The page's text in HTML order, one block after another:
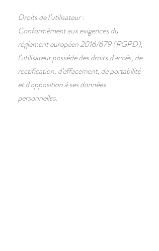
​Droits de l’utilisateur :
Conformément aux exigences du
règlement européen 2016/679 (RGPD),
l’utilisateur possède des droits d'accès, de
rectification, d'effacement, de portabilité
et d'opposition à ses données
personnelles.